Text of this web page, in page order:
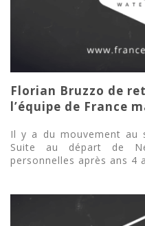
Florian Bruzzo de
l’équipe de France
Il y a du mouvement au
Suite au départ de
personnelles après ans 4